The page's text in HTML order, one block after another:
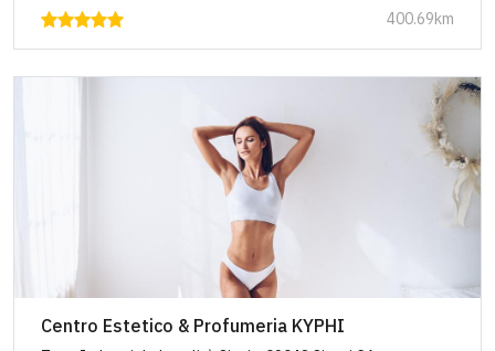
400.69km
Centro Estetico & Profumeria KYPHI